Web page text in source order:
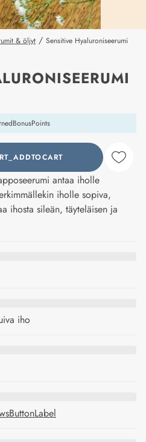
& öljyt / Sensitive Hyaluroniseerumi
antaa iholle
iholle sopiva,
ihosta sileän, täyteläisen ja
iho